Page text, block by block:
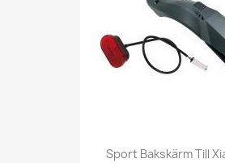
Sport Bakskärm Till